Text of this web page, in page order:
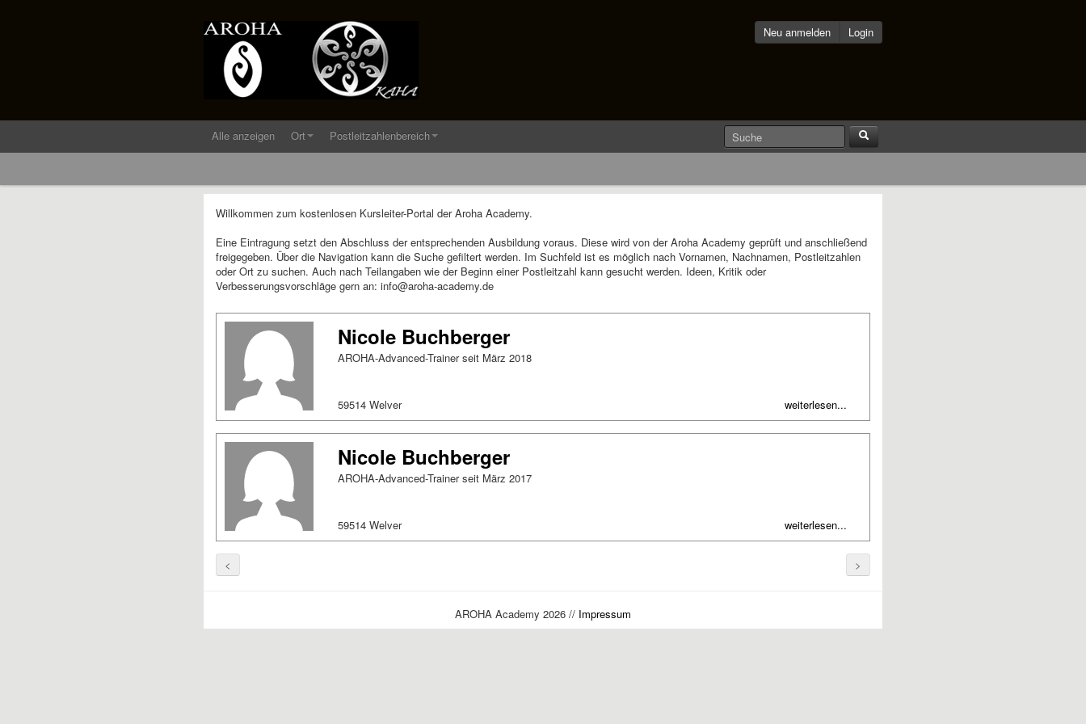
Neu anmelden Login
Alle anzeigen Ort Postleitzahlenbereich
Willkommen zum kostenlosen Kursleiter-Portal der Aroha Academy.
Eine Eintragung setzt den Abschluss der entsprechenden Ausbildung voraus. Diese wird von der Aroha Academy geprüft und anschließend
freigegeben. Über die Navigation kann die Suche gefiltert werden. Im Suchfeld ist es möglich nach Vornamen, Nachnamen, Postleitzahlen
oder Ort zu suchen. Auch nach Teilangaben wie der Beginn einer Postleitzahl kann gesucht werden. Ideen, Kritik oder
Verbesserungsvorschläge gern an: info@aroha-academy.de
Nicole Buchberger
AROHA-Advanced-Trainer seit März 2018
59514 Welver weiterlesen...
Nicole Buchberger
AROHA-Advanced-Trainer seit März 2017
59514 Welver weiterlesen...
< >
AROHA Academy 2026 // Impressum